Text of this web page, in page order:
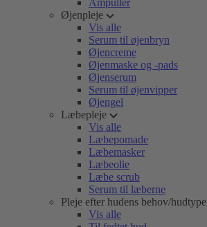
Ampuller
Øjenpleje
Vis alle
Serum til øjenbryn
Øjencreme
Øjenmaske og -pads
Øjenserum
Serum til øjenvipper
Øjengel
Læbepleje
Vis alle
Læbepomade
Læbemasker
Læbeolie
Læbe scrub
Serum til læberne
Pleje efter hudens behov/hudtype
Vis alle